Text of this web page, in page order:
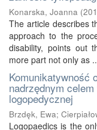
Konarska, Joanna (
The article describes
approach to the
disability, points out
more part not only as
Komunikatywność
nadrzędnym
logopedycznej
Brzdęk, Ewa;
Logopaedics is the